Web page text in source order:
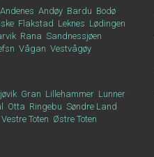
Andenes Andøy Bardu Bodø
Flakstad Leknes Lødingen
Rana Sandnessjøen
Vågan Vestvågøy
Gran Lillehammer Lunner
Otta Ringebu Søndre Land
Vestre Toten Østre Toten